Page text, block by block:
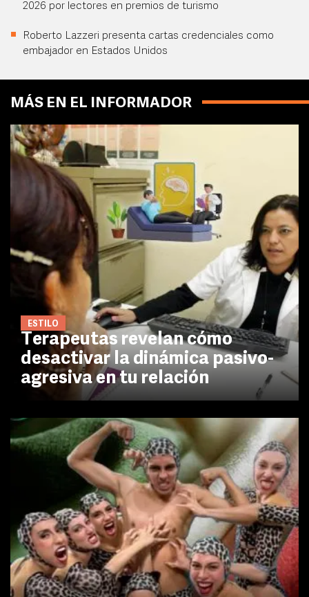
2026 por lectores en premios de turismo
Roberto Lazzeri presenta cartas credenciales como
embajador en Estados Unidos
MÁS EN EL INFORMADOR
ESTILO
Terapeutas revelan cómo
desactivar la dinámica pasivo-
agresiva en tu relación